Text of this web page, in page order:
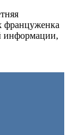
француженка
информации,